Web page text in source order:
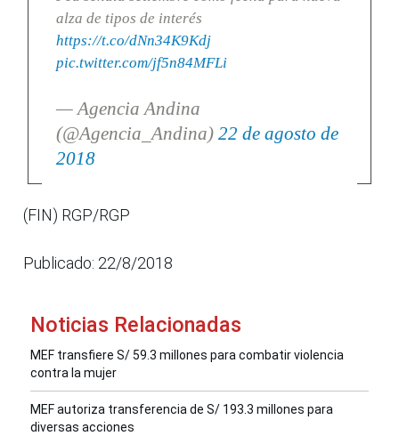
alza de tipos de interés
https://t.co/dNn34K9Kdj
pic.twitter.com/jf5n84MFLi
— Agencia Andina
(@Agencia_Andina) 22 de agosto de
2018
(FIN) RGP/RGP
Publicado: 22/8/2018
Noticias Relacionadas
MEF transfiere S/ 59.3 millones para combatir violencia
contra la mujer
MEF autoriza transferencia de S/ 193.3 millones para
diversas acciones